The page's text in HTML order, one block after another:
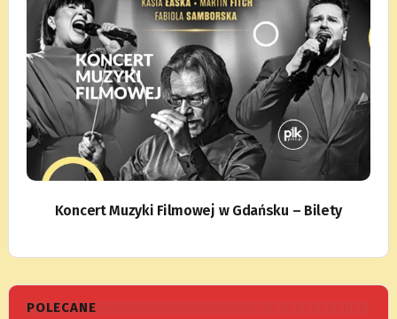
Koncert Muzyki Filmowej w Gdańsku – Bilety
POLECANE